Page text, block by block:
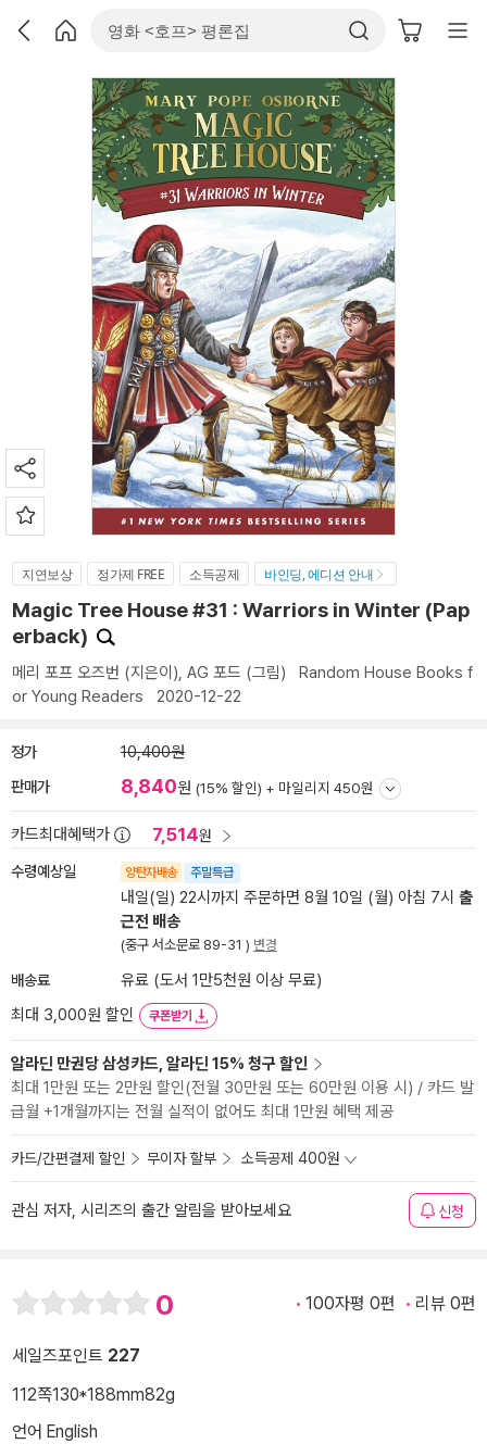
지연보상 정가제 FREE 소득공제 바인딩, 에디션 안내
Magic Tree House #31 : Warriors in Winter (Pap
erback)
메리 포프 오즈번 (지은이), AG 포드 (그림) Random House Books f
or Young Readers 2020-12-22
정가 10,400원
판매가 8,840원 (15% 할인) + 마일리지 450원
카드최대혜택가 7,514원
수령예상일 양탄자배송 주말특급
내일(일) 22시까지 주문하면 8월 10일 (월) 아침 7시 출
근전 배송
(중구 서소문로 89-31 ) 변경
배송료
유료 (도서 1만5천원 이상 무료)
최대 3,000원 할인
쿠폰받기
알라딘 만권당 삼성카드, 알라딘 15% 청구 할인
최대 1만원 또는 2만원 할인(전월 30만원 또는 60만원 이용 시) / 카드 발
급월 +1개월까지는 전월 실적이 없어도 최대 1만원 혜택 제공
카드/간편결제 할인 무이자 할부 소득공제 400원
관심 저자, 시리즈의 출간 알림을 받아보세요 신청
0 100자평 0편 리뷰 0편
세일즈포인트 227
112쪽130*188mm82g
언어 English